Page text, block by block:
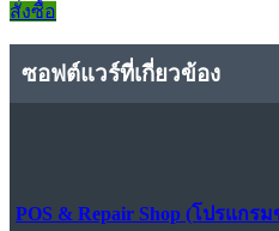
สั่งซื้อ
ซอฟต์แวร์ที่เกี่ยวข้อง
POS & Repair Shop (โปรแก